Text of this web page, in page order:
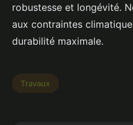
robustesse et longévité.
aux contraintes
durabilité maximale.
Travaux